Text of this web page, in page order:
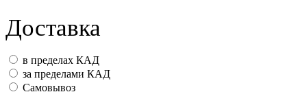
Доставка
в пределах КАД
за пределами КАД
Самовывоз